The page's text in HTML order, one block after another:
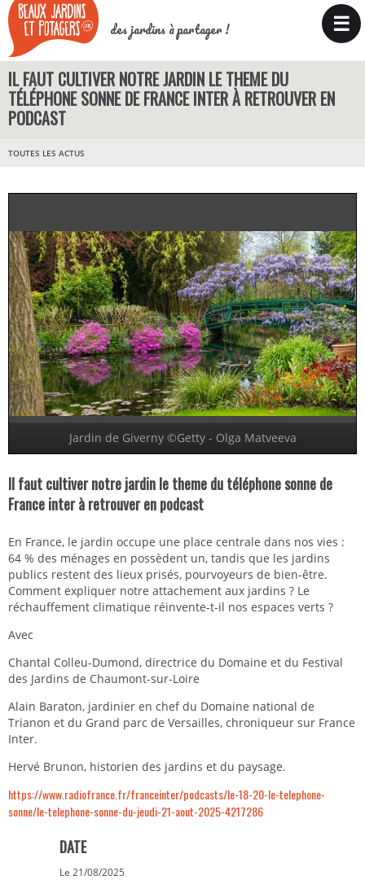
des jardins à partager ! ☰
IL FAUT CULTIVER NOTRE JARDIN LE THEME DU
TÉLÉPHONE SONNE DE FRANCE INTER À RETROUVER EN
PODCAST
TOUTES LES ACTUS
Jardin de Giverny ©Getty - Olga Matveeva
Il faut cultiver notre jardin le theme du téléphone sonne de
France inter à retrouver en podcast
En France, le jardin occupe une place centrale dans nos vies :
64 % des ménages en possèdent un, tandis que les jardins
publics restent des lieux prisés, pourvoyeurs de bien-être.
Comment expliquer notre attachement aux jardins ? Le
réchauffement climatique réinvente-t-il nos espaces verts ?
Avec
Chantal Colleu-Dumond, directrice du Domaine et du Festival
des Jardins de Chaumont-sur-Loire
Alain Baraton, jardinier en chef du Domaine national de
Trianon et du Grand parc de Versailles, chroniqueur sur France
Inter.
Hervé Brunon, historien des jardins et du paysage.
https://www.radiofrance.fr/franceinter/podcasts/le-18-20-le-telephone-
sonne/le-telephone-sonne-du-jeudi-21-aout-2025-4217286
DATE
Le 21/08/2025